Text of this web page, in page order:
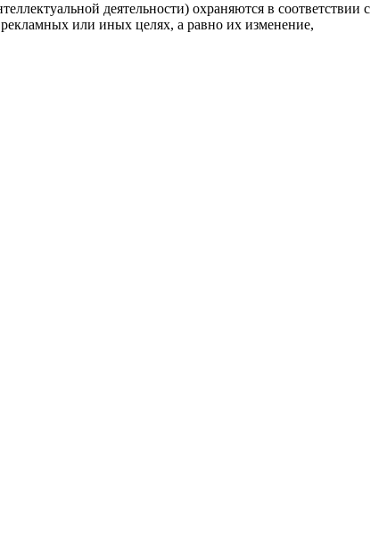
деятельности) охраняются в соответствии с
или иных целях, а равно их изменение,